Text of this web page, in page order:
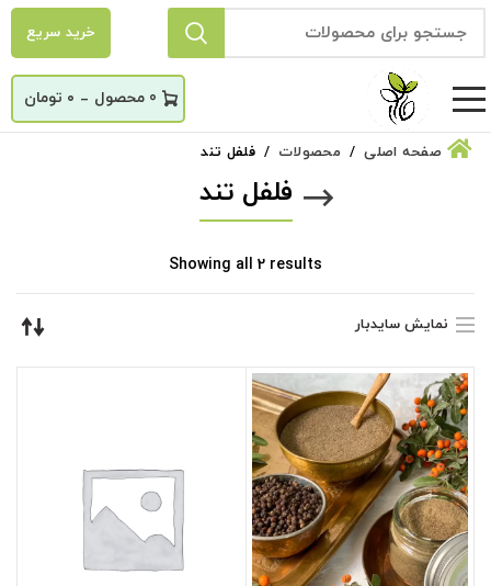
خرید سریع
0
_ ۰ تومان
صفحه اصلی محصولات فلفل تند
فلفل تند
Showing all 2 results
نمایش سایدبار